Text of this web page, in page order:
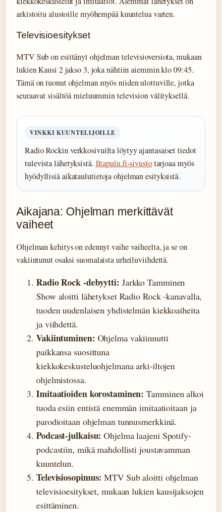
arkistoitu alustoille myöhempää kuuntelua varten.
Televisioesitykset
MTV Sub on esittänyt ohjelman televisioversiota, mukaan
lukien Kausi 2 jakso 3, joka nähtiin aiemmin klo 09:45.
Tämä on tuonut ohjelman myös niiden ulottuville, jotka
seuraavat sisältöä mieluummin television välityksellä.
VINKKI KUUNTELIJOILLE
Radio Rockin verkkosivuilta löytyy ajantasaiset tiedot
tulevista lähetyksistä. Iltapulu.fi-sivustotarjoaa myös
hyödyllisiä aikataulutietoja ohjelman esityksistä.
Aikajana: Ohjelman merkittävät
vaiheet
Ohjelman kehitys on edennyt vaihe vaiheelta, ja se on
vakiintunut osaksi suomalaista urheiluviihdettä.
Radio Rock -debyytti: Jarkko Tamminen
Show aloitti lähetykset Radio Rock -kanavalla,
tuoden uudenlaisen yhdistelmän kiekkoaiheita
ja viihdettä.
Vakiintuminen: Ohjelma vakiinnutti
paikkansa suosittuna
kiekkokeskusteluohjelmana arki-iltojen
ohjelmistossa.
Imitaatioiden korostaminen: Tamminen alkoi
tuoda esiin entistä enemmän imitaatioitaan ja
parodioitaan ohjelman tunnusmerkkinä.
Podcast-julkaisu: Ohjelma laajeni Spotify-
podcastiin, mikä mahdollisti joustavamman
kuuntelun.
Televisiosopimus: MTV Sub aloitti ohjelman
televisioesitykset, mukaan lukien kausijaksojen
esittäminen.